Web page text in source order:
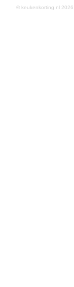
© keukenkorting.nl